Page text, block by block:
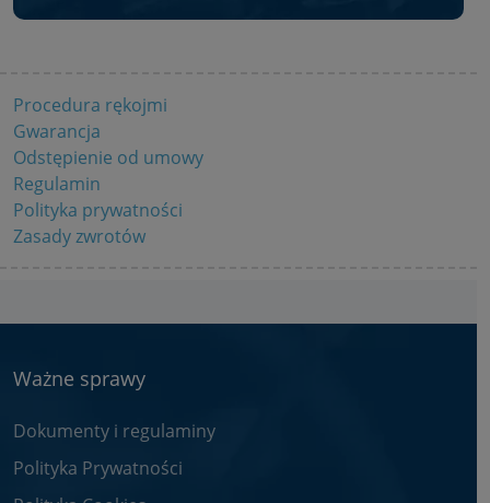
Procedura rękojmi
Gwarancja
Odstępienie od umowy
Regulamin
Polityka prywatności
Zasady zwrotów
Ważne sprawy
Dokumenty i regulaminy
Polityka Prywatności